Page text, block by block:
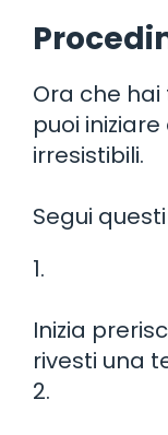
Ora che
puoi
irresistibili.
Segui
1.
Inizia
rivesti una
2.